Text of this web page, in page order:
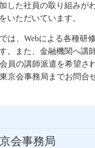
した社員の取り組みが
いただいています。
は、Webによる各種研
。また、金融機関へ講
員の講師派遣を希望さ
京会事務局までお問合
会事務局